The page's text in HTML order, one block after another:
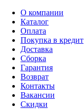
О компании
Каталог
Оплата
Покупка в кредит
Доставка
Сборка
Гарантия
Возврат
Контакты
Вакансии
Скидки